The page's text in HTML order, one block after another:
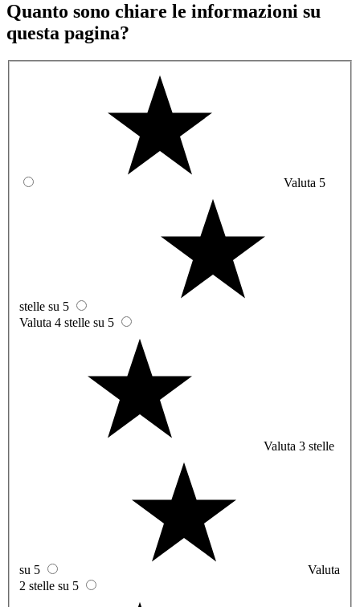
Quanto sono chiare le informazioni su
questa pagina?
Valuta 5
stelle su 5
Valuta 4 stelle su 5
Valuta 3 stelle
su 5
Valuta
2 stelle su 5